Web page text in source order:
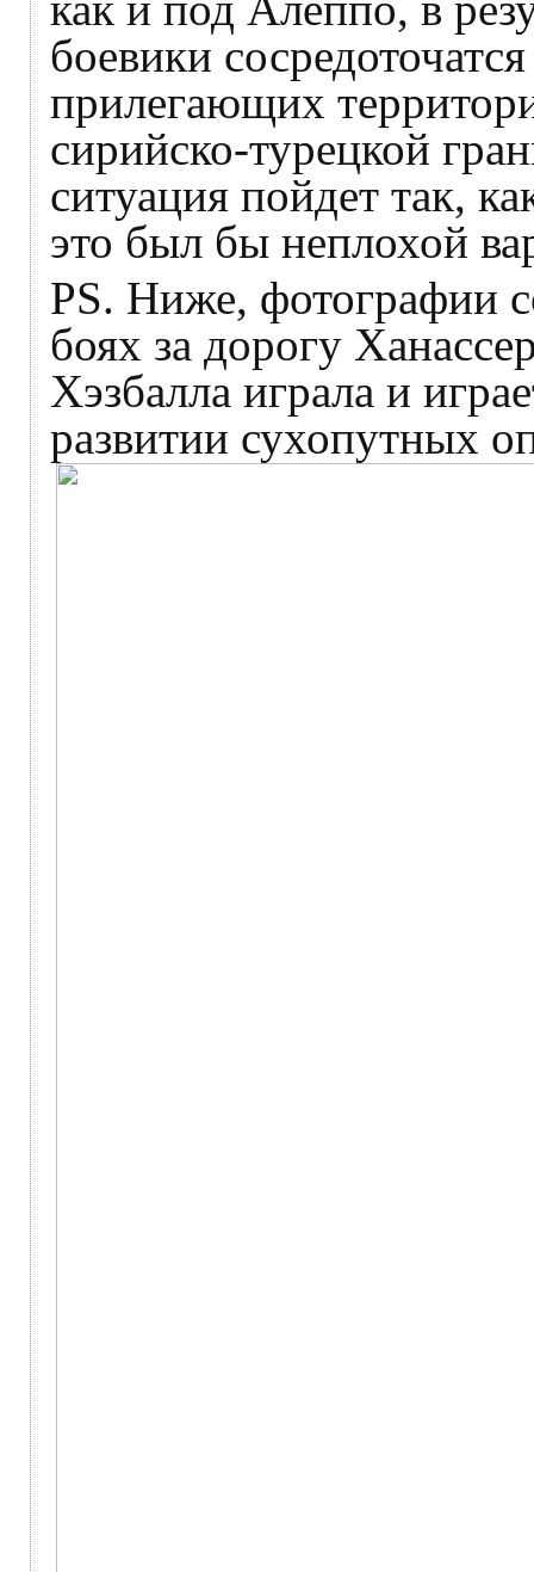
боевики
прилегающих
сирийско-турецкой
ситуация пойдет так,
это был бы неплохой
PS. Ниже, фотографии
боях за дорогу
Хэзбалла играла и
развитии сухопутных